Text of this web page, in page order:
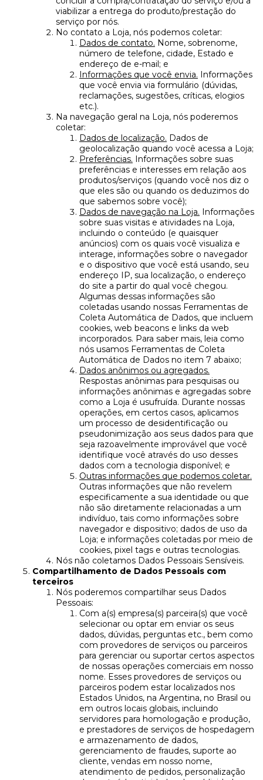
viabilizar a entrega do produto/prestação do
serviço por nós.
No contato a Loja, nós podemos coletar:
Dados de contato. Nome, sobrenome,
número de telefone, cidade, Estado e
endereço de e-mail; e
Informações que você envia. Informações
que você envia via formulário (dúvidas,
reclamações, sugestões, críticas, elogios
etc.).
Na navegação geral na Loja, nós poderemos
coletar:
Dados de localização. Dados de
geolocalização quando você acessa a Loja;
Preferências. Informações sobre suas
preferências e interesses em relação aos
produtos/serviços (quando você nos diz o
que eles são ou quando os deduzimos do
que sabemos sobre você);
Dados de navegação na Loja. Informações
sobre suas visitas e atividades na Loja,
incluindo o conteúdo (e quaisquer
anúncios) com os quais você visualiza e
interage, informações sobre o navegador
e o dispositivo que você está usando, seu
endereço IP, sua localização, o endereço
do site a partir do qual você chegou.
Algumas dessas informações são
coletadas usando nossas Ferramentas de
Coleta Automática de Dados, que incluem
cookies, web beacons e links da web
incorporados. Para saber mais, leia como
nós usamos Ferramentas de Coleta
Automática de Dados no item 7 abaixo;
Dados anônimos ou agregados.
Respostas anônimas para pesquisas ou
informações anônimas e agregadas sobre
como a Loja é usufruída. Durante nossas
operações, em certos casos, aplicamos
um processo de desidentificação ou
pseudonimização aos seus dados para que
seja razoavelmente improvável que você
identifique você através do uso desses
dados com a tecnologia disponível; e
Outras informações que podemos coletar.
Outras informações que não revelem
especificamente a sua identidade ou que
não são diretamente relacionadas a um
indivíduo, tais como informações sobre
navegador e dispositivo; dados de uso da
Loja; e informações coletadas por meio de
cookies, pixel tags e outras tecnologias.
Nós não coletamos Dados Pessoais Sensíveis.
Compartilhamento de Dados Pessoais com
terceiros
Nós poderemos compartilhar seus Dados
Pessoais:
Com a(s) empresa(s) parceira(s) que você
selecionar ou optar em enviar os seus
dados, dúvidas, perguntas etc., bem como
com provedores de serviços ou parceiros
para gerenciar ou suportar certos aspectos
de nossas operações comerciais em nosso
nome. Esses provedores de serviços ou
parceiros podem estar localizados nos
Estados Unidos, na Argentina, no Brasil ou
em outros locais globais, incluindo
servidores para homologação e produção,
e prestadores de serviços de hospedagem
e armazenamento de dados,
gerenciamento de fraudes, suporte ao
cliente, vendas em nosso nome,
atendimento de pedidos, personalização